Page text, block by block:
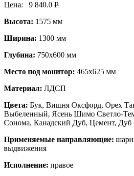
Цена: 9 840.0 P
Высота: 1575 мм
Ширина: 1300 мм
Глубина: 750х600 мм
Место под монитор: 465х625 мм
Материал: ЛДСП
Цвета: Бук, Вишня Оксфорд, Орех
Выбеленный, Ясень Шимо Светло-
Сонома, Канадский Дуб, Цемент,
Применяемые направляющие:
выдвижения
Исполнение: правое